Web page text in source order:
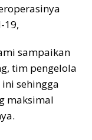
19,
sampaikan
tim pengelola
sehingga
maksimal